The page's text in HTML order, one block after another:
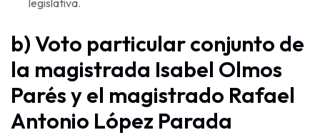
legislativa.
b) Voto particular conjunto de
la magistrada Isabel Olmos
Parés y el magistrado Rafael
Antonio López Parada